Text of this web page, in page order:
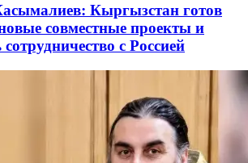
Кыргызстан готов
совместные проекты и
с Россией